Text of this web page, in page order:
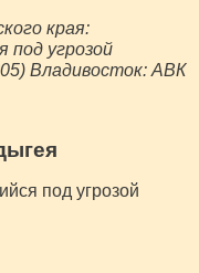
края:
под угрозой
Владивосток: АВК
под угрозой